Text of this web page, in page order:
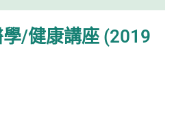
/健康講座 (2019